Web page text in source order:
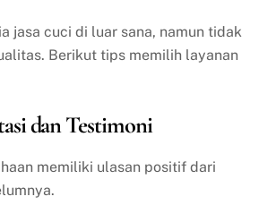
jasa cuci di luar sana, namun tidak
Berikut tips memilih layanan
dan Testimoni
memiliki ulasan positif dari